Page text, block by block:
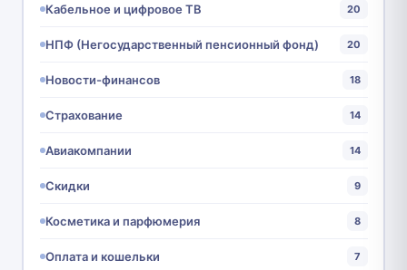
Кабельное и цифровое ТВ 20
НПФ (Негосударственный пенсионный фонд) 20
Новости-финансов 18
Страхование 14
Авиакомпании 14
Скидки 9
Косметика и парфюмерия 8
Оплата и кошельки 7